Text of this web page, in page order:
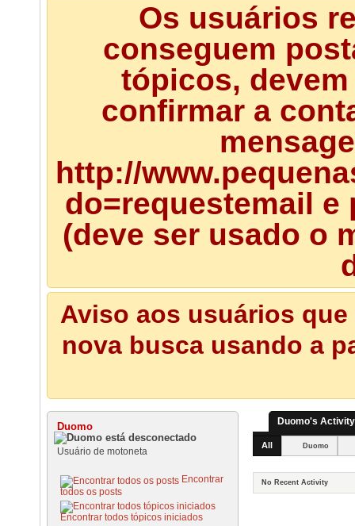
Os usuários
conseguem
tópicos,
confirmar a
http://
do=requestemail
(deve ser usado o
Aviso aos usuários
nova busca usando a
Duomo
Usuário de motoneta
Encontrar
todos os posts
Encontrar todos tópicos iniciados
Duomo's Activity
All Duomo
No Recent Activity